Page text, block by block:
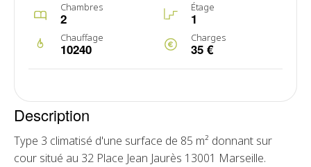
Chambres
2
Étage
1
Chauffage
10240
Charges
35 €
Description
Type 3 climatisé d'une surface de 85 m² donnant sur
cour situé au 32 Place Jean Jaurès 13001 Marseille.